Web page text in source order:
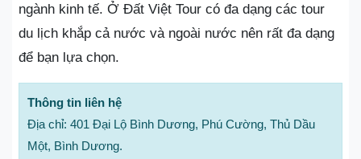
ngành kinh tế. Ở Đất Việt Tour có đa dạng các tour
du lịch khắp cả nước và ngoài nước nên rất đa dạng
để bạn lựa chọn.
Thông tin liên hệ
Địa chỉ: 401 Đại Lộ Bình Dương, Phú Cường, Thủ Dầu
Một, Bình Dương.